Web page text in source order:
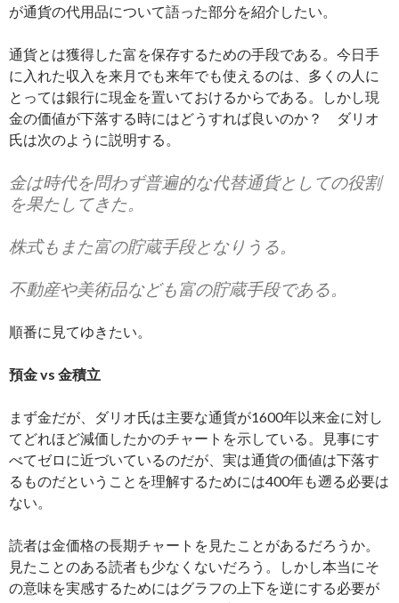
が通貨の代用品について語った部分を紹介したい。
通貨とは獲得した富を保存するための手段である。今日手
に入れた収入を来月でも来年でも使えるのは、多くの人に
とっては銀行に現金を置いておけるからである。しかし現
金の価値が下落する時にはどうすれば良いのか？ ダリオ
氏は次のように説明する。
金は時代を問わず普遍的な代替通貨としての役割
を果たしてきた。
株式もまた富の貯蔵手段となりうる。
不動産や美術品なども富の貯蔵手段である。
順番に見てゆきたい。
預金 vs 金積立
まず金だが、ダリオ氏は主要な通貨が1600年以来金に対し
てどれほど減価したかのチャートを示している。見事にす
べてゼロに近づいているのだが、実は通貨の価値は下落す
るものだということを理解するためには400年も遡る必要は
ない。
読者は金価格の長期チャートを見たことがあるだろうか。
見たことのある読者も少なくないだろう。しかし本当にそ
の意味を実感するためにはグラフの上下を逆にする必要が